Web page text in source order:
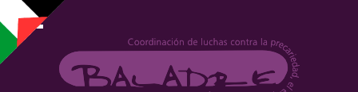
Pasar al contenido principal